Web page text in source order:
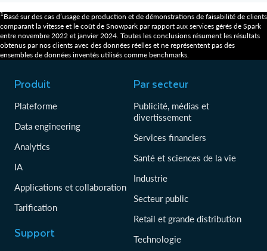
1Basé sur des cas d’usage de production et de démonstrations de faisabilité de clients
comparant la vitesse et le coût de Snowpark par rapport aux services gérés de Spark
entre novembre 2022 et janvier 2024. Toutes les conclusions résument les résultats
obtenus par nos clients avec des données réelles et ne représentent pas des
ensembles de données inventés utilisés comme benchmarks.
Produit
Plateforme
Data engineering
Analytics
IA
Applications et collaboration
Tarification
Support
Par secteur
Publicité, médias et
divertissement
Services financiers
Santé et sciences de la vie
Industrie
Secteur public
Retail et grande distribution
Technologie